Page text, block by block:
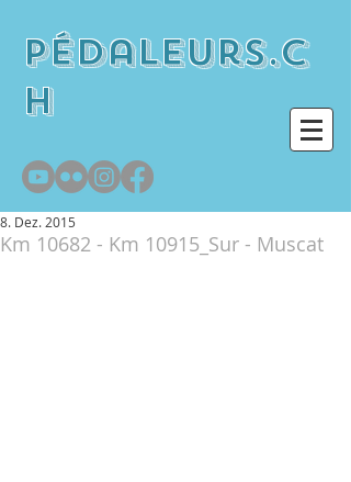
pédaleurs.c
h
Km 10682 - Km 10915_Sur - Muscat
8. Dez. 2015